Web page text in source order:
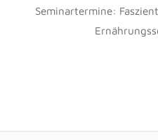
Seminartermine: